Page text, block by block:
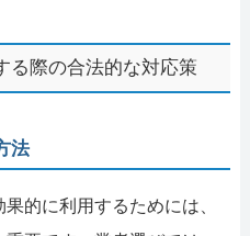
る際の合法的な対応策
法
的に利用するためには、